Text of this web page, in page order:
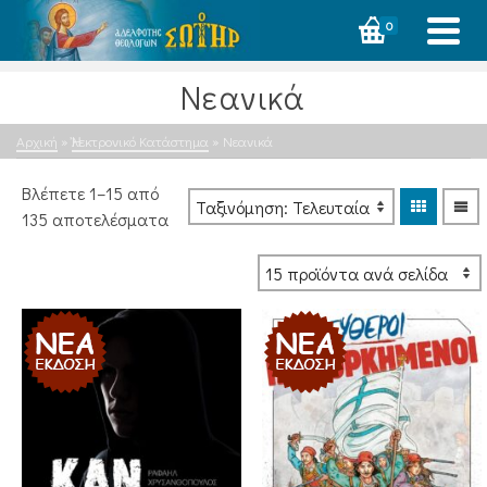
0
Νεανικά
Αρχική » Ἠλεκτρονικό Κατάστημα » Νεανικά
Βλέπετε 1–15 από
135 αποτελέσματαSorted